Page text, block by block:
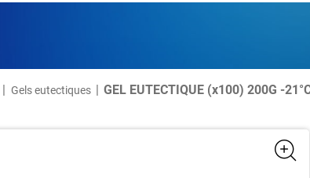
Gels eutectiques GEL EUTECTIQUE (x100) 200G -